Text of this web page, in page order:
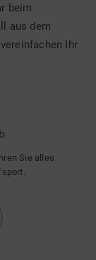
beim
aus dem
Ihr
Sie alles